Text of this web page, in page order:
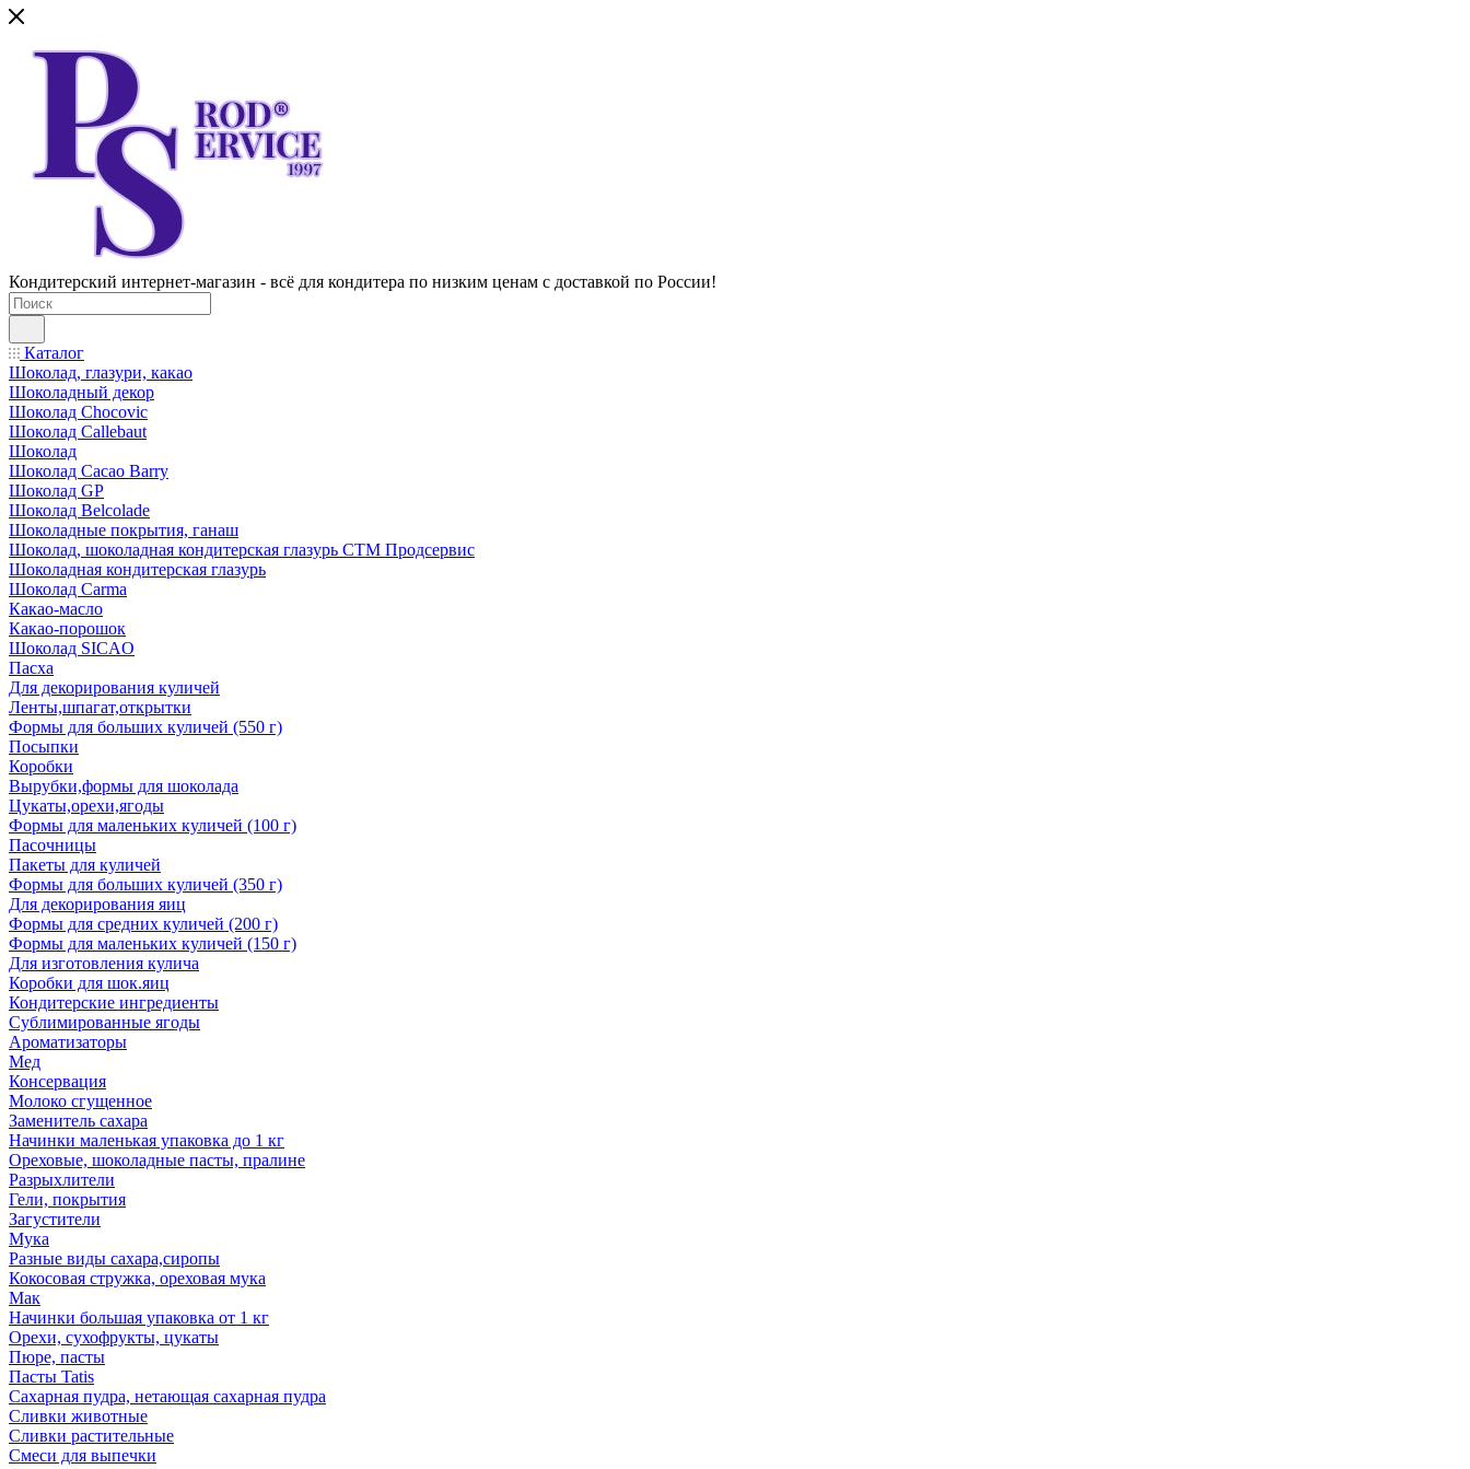
Кондитерский интернет-магазин - всё для кондитера по низким ценам с доставкой по России!
Каталог
Шоколад, глазури, какао
Шоколадный декор
Шоколад Chocovic
Шоколад Callebaut
Шоколад
Шоколад Cacao Barry
Шоколад GP
Шоколад Belcolade
Шоколадные покрытия, ганаш
Шоколад, шоколадная кондитерская глазурь СТМ Продсервис
Шоколадная кондитерская глазурь
Шоколад Carma
Какао-масло
Какао-порошок
Шоколад SICAO
Пасха
Для декорирования куличей
Ленты,шпагат,открытки
Формы для больших куличей (550 г)
Посыпки
Коробки
Вырубки,формы для шоколада
Цукаты,орехи,ягоды
Формы для маленьких куличей (100 г)
Пасочницы
Пакеты для куличей
Формы для больших куличей (350 г)
Для декорирования яиц
Формы для средних куличей (200 г)
Формы для маленьких куличей (150 г)
Для изготовления кулича
Коробки для шок.яиц
Кондитерские ингредиенты
Сублимированные ягоды
Ароматизаторы
Мед
Консервация
Молоко сгущенное
Заменитель сахара
Начинки маленькая упаковка до 1 кг
Ореховые, шоколадные пасты, пралине
Разрыхлители
Гели, покрытия
Загустители
Мука
Разные виды сахара,сиропы
Кокосовая стружка, ореховая мука
Мак
Начинки большая упаковка от 1 кг
Орехи, сухофрукты, цукаты
Пюре, пасты
Пасты Tatis
Сахарная пудра, нетающая сахарная пудра
Сливки животные
Сливки растительные
Смеси для выпечки